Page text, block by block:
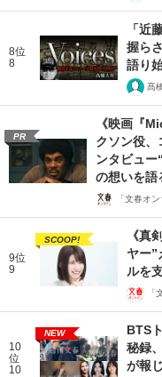
8位
8
「近
握ら
語り
髙
PR
《映画『
クソン役、
ンタビュ
の想いを語
「文春オ
9位
9
SCOOP!
《真
ヤー”
ルを
「
10
位
10
NEW
BTS
秘録
が報